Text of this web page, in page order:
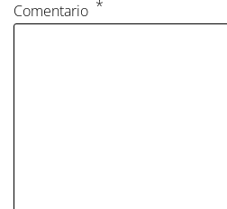
Comentario